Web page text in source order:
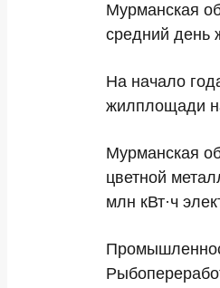
Мурманская
средний день
На начало
жилплощади
Мурманская
цветной
млн кВт·ч